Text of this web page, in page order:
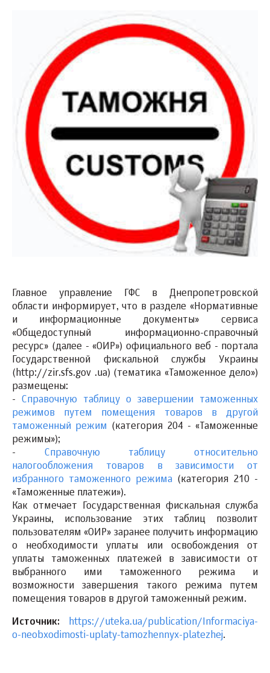
Главное управление ГФС в Днепропетровской
области информирует, что в разделе «Нормативные
и информационные документы» сервиса
«Общедоступный информационно-справочный
ресурс» (далее - «ОИР») официального веб - портала
Государственной фискальной службы Украины
(http://zir.sfs.gov .ua) (тематика «Таможенное дело»)
размещены:
- Справочную таблицу о завершении таможенных
режимов путем помещения товаров в другой
таможенный режим (категория 204 - «Таможенные
режимы»);
- Справочную таблицу относительно
налогообложения товаров в зависимости от
избранного таможенного режима (категория 210 -
«Таможенные платежи»).
Как отмечает Государственная фискальная служба
Украины, использование этих таблиц позволит
пользователям «ОИР» заранее получить информацию
о необходимости уплаты или освобождения от
уплаты таможенных платежей в зависимости от
выбранного ими таможенного режима и
возможности завершения такого режима путем
помещения товаров в другой таможенный режим.
Источник:
https://uteka.ua/publication/Informaciya-
o-neobxodimosti-uplaty-tamozhennyx-platezhej.